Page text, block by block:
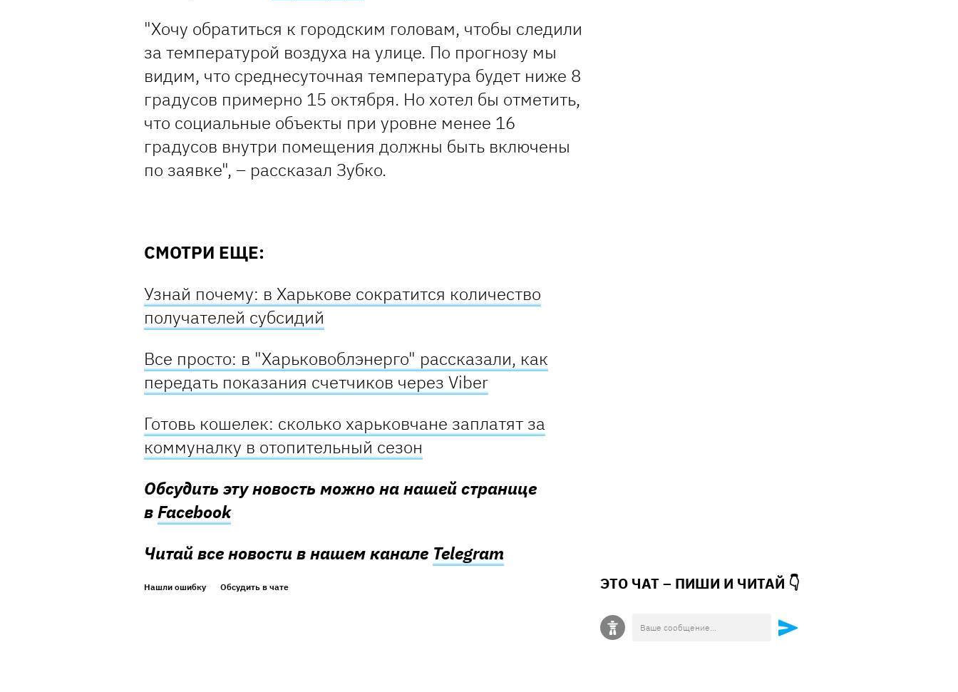
"Хочу обратиться к городским головам, чтобы следили
за температурой воздуха на улице. По прогнозу мы
видим, что среднесуточная температура будет ниже 8
градусов примерно 15 октября. Но хотел бы отметить,
что социальные объекты при уровне менее 16
градусов внутри помещения должны быть включены
по заявке", – рассказал Зубко.
СМОТРИ ЕЩЕ:
Узнай почему: в Харькове сократится количество
получателей субсидий
Все просто: в "Харьковоблэнерго" рассказали, как
передать показания счетчиков через Viber
Готовь кошелек: сколько харьковчане заплатят за
коммуналку в отопительный сезон
Обсудить эту новость можно на нашей странице
вFacebook
Читай все новости в нашем канале Telegram
Нашли ошибку Обсудить в чате ЭТО ЧАТ – ПИШИ И ЧИТАЙ 👇